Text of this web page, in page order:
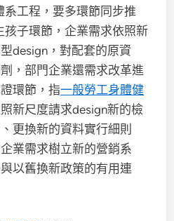
系工程，要多環節同步推
孩子環節，企業需求依照新
design，對配套的原資
，部門企業還需求改革進
環節，指一般勞工身體健
新尺度請求design新的檢
更換新的資料實行細則
業需求樹立新的營銷系
以舊換新政策的有用連